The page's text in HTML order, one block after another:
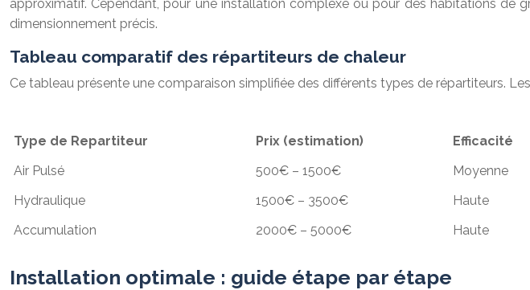
approximatif. Cependant, pour une installation complexe ou pour des habitations
dimensionnement précis.
Tableau comparatif des répartiteurs de chaleur
Ce tableau présente une comparaison simplifiée des différents types de répartiteurs.
Type de Repartiteur Prix (estimation) Efficacité
Air Pulsé
500€ – 1500€ Moyenne
Hydraulique
1500€ – 3500€ Haute
Accumulation
2000€ – 5000€ Haute
Installation optimale : guide étape par étape